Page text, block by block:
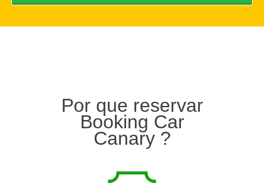
Por que reservar
Booking Car
Canary ?